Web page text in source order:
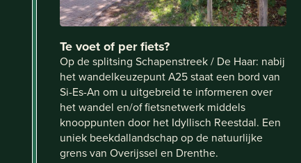
Te voet of per fiets?
Op de splitsing Schapenstreek / De Haar: nabij
het wandelkeuzepunt A25 staat een bord van
Si-Es-An om u uitgebreid te informeren over
het wandel en/of fietsnetwerk middels
knooppunten door het Idyllisch Reestdal. Een
uniek beekdallandschap op de natuurlijke
grens van Overijssel en Drenthe.